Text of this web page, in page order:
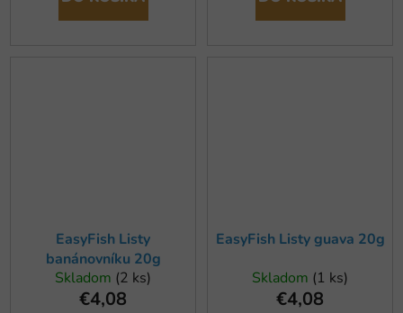
EasyFish Listy
banánovníku 20g
Skladom (2 ks)
€4,08
EasyFish Listy guava 20g
Skladom (1 ks)
€4,08